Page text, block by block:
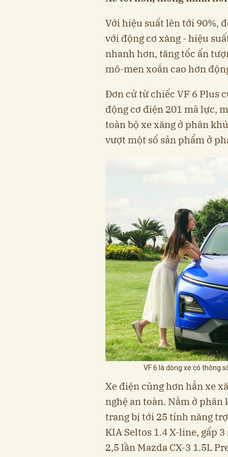
Với hiệu suất lên tới 90%,
với động cơ xăng - hiệu
nhanh hơn, tăng tốc ấn
mô-men xoắn cao hơn
Đơn cử từ chiếc VF 6 Plus
động cơ điện 201 mã lực,
toàn bộ xe xăng ở phân
vượt một số sản phẩm ở
VF 6 là dòng xe có thông
Xe điện cũng hơn hẳn xe
nghệ an toàn. Nằm ở phân
trang bị tới 25 tính năng
KIA Seltos 1.4 X-line, gấp
2,5 lần Mazda CX-3 1.5L